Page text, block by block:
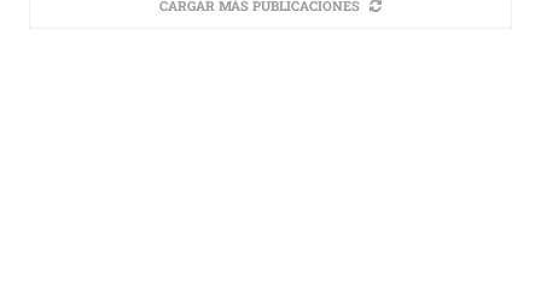
CARGAR MÁS PUBLICACIONES